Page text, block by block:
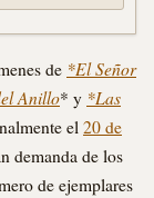
de *El Señor
Anillo* y *Las
el20 de
demanda de los
de ejemplares